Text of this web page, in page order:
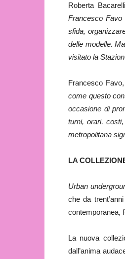
Roberta
Francesco
sfida,
delle modelle.
visitato la
Francesco
come questo
occasione di
turni, orari,
metropolitana
LA
Urban
che da
contemporanea,
La nuova
dall’anima